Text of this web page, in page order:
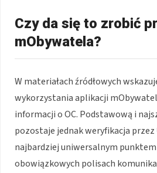
Czy da się to zrobić
mObywatela?
W materiałach źródłowych
wykorzystania aplikacji
informacji o OC. Podstawową i
pozostaje jednak weryfikacja przez
najbardziej uniwersalnym
obowiązkowych polisach